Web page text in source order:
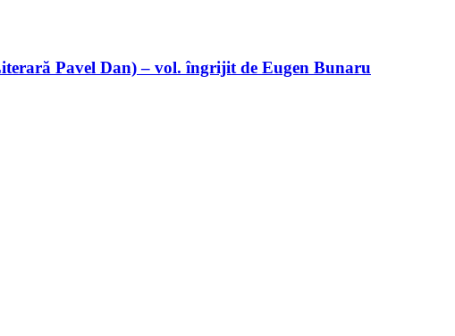
Pavel Dan) – vol. îngrijit de Eugen Bunaru